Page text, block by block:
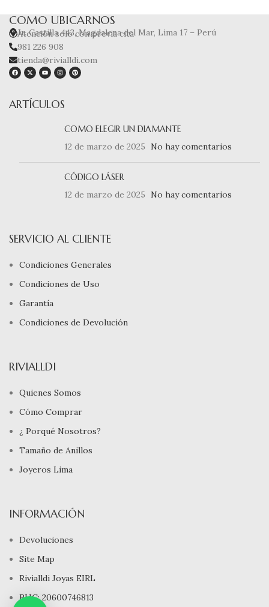
COMO UBICARNOS
Jr. Castilla 443, Magdalena del Mar, Lima 17 – Perú
Atención solo con previa cita
981 226 908
tienda@rivialldi.com
ARTÍCULOS
COMO ELEGIR UN DIAMANTE
12 de marzo de 2025
No hay comentarios
CÓDIGO LÁSER
12 de marzo de 2025
No hay comentarios
SERVICIO AL CLIENTE
Condiciones Generales
Condiciones de Uso
Garantía
Condiciones de Devolución
RIVIALLDI
Quienes Somos
Cómo Comprar
¿ Porqué Nosotros?
Tamaño de Anillos
Joyeros Lima
INFORMACIÓN
Devoluciones
Site Map
Rivialldi Joyas EIRL
RUC: 20600746813